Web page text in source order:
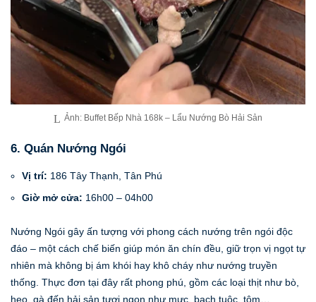
Ảnh: Buffet Bếp Nhà 168k – Lẩu Nướng Bò Hải Sản
6. Quán Nướng Ngói
Vị trí: 186 Tây Thạnh, Tân Phú
Giờ mở cửa: 16h00 – 04h00
Nướng Ngói gây ấn tượng với phong cách nướng trên ngói độc
đáo – một cách chế biến giúp món ăn chín đều, giữ trọn vị ngọt tự
nhiên mà không bị ám khói hay khô cháy như nướng truyền
thống. Thực đơn tại đây rất phong phú, gồm các loại thịt như bò,
heo, gà đến hải sản tươi ngon như mực, bạch tuộc, tôm…